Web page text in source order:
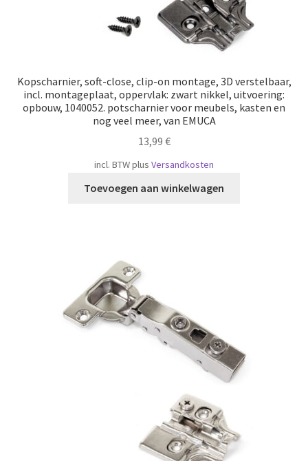
Kopscharnier, soft-close, clip-on montage, 3D verstelbaar,
incl. montageplaat, oppervlak: zwart nikkel, uitvoering:
opbouw, 1040052. potscharnier voor meubels, kasten en
nog veel meer, van EMUCA
13,99 €
incl. BTWplus Versandkosten
Toevoegen aan winkelwagen